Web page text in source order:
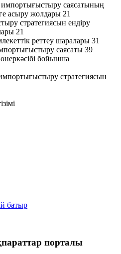
импортығыстыру саясатының
асыру жолдары 21
стратегиясын ендіру
21
реттеу шаралары 31
саясаты 39
бойынша
стратегиясын
батыр
порталы